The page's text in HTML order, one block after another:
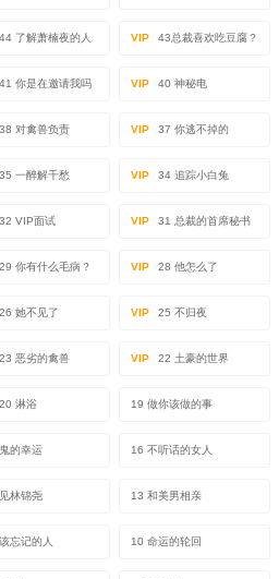
44 了解萧楠夜的人 VIP 43总裁喜欢吃豆腐？
41 你是在邀请我吗 VIP 40 神秘电
38 对禽兽负责 VIP 37 你逃不掉的
35 一醉解千愁 VIP 34 追踪小白兔
32 VIP面试 VIP 31 总裁的首席秘书
29 你有什么毛病？ VIP 28 他怎么了
26 她不见了 VIP 25 不归夜
23 恶劣的禽兽 VIP 22 土豪的世界
20 淋浴 19 做你该做的事
的幸运 16 不听话的女人
林锦尧 13 和美男相亲
忘记的人 10 命运的轮回